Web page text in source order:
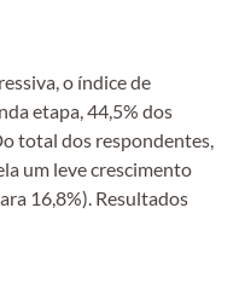
o índice de
etapa, 44,5% dos
total dos respondentes,
um leve crescimento
16,8%). Resultados